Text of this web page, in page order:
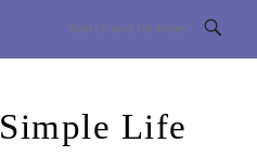
Life